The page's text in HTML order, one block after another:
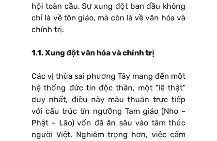
hội toàn cầu. Sự xung đột ban đầu không
chỉ là về tôn giáo, mà còn là về văn hóa và
chính trị.
1.1. Xung đột văn hóa và chính trị
Các vị thừa sai phương Tây mang đến một
hệ thống đức tin độc thần, một “lẽ thật”
duy nhất, điều này mâu thuẫn trực tiếp
với cấu trúc tín ngưỡng Tam giáo (Nho –
Phật – Lão) vốn đã ăn sâu vào tâm thức
người Việt. Nghiêm trọng hơn, việc cấm